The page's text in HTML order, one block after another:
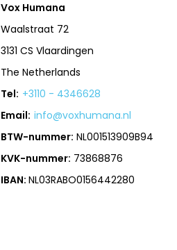
Vox Humana
Waalstraat 72
3131 CS Vlaardingen
The Netherlands
Tel: +3110 - 4346628
Email: info@voxhumana.nl
BTW-nummer: NL001513909B94
KVK-nummer: 73868876
IBAN:NL03RABO0156442280